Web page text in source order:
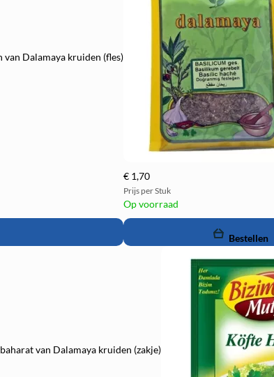
van Dalamaya kruiden (fles)
€ 1,70
Prijs per Stuk
Op voorraad
Bestellen
van Dalamaya kruiden (zakje)